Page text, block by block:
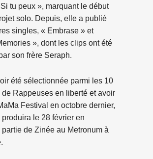
tu peux », marquant le début
solo. Depuis, elle a publié
singles, « Embrase » et
», dont les clips ont été
son frère Seraph.
été sélectionnée parmi les 10
Rappeuses en liberté et avoir
Festival en octobre dernier,
produira le 28 février en
partie de Zinée au Metronum à